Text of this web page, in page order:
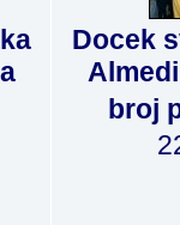
Docek
broj